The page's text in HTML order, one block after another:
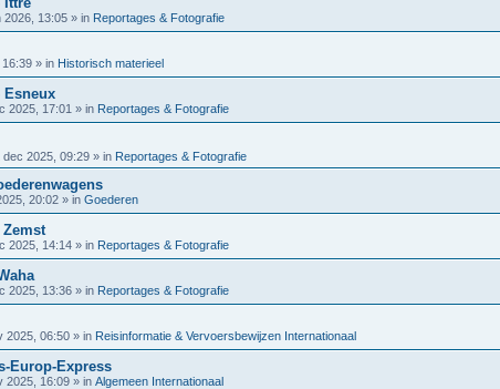
2026, 13:05 » in Reportages & Fotografie
16:39 » in Historisch materieel
Esneux
2025, 17:01 » in Reportages & Fotografie
dec 2025, 09:29 » in Reportages & Fotografie
20:02 » in Goederen
Zemst
2025, 14:14 » in Reportages & Fotografie
2025, 13:36 » in Reportages & Fotografie
2025, 06:50 » in Reisinformatie & Vervoersbewijzen Internationaal
Europ-Express
2025, 16:09 » in Algemeen Internationaal